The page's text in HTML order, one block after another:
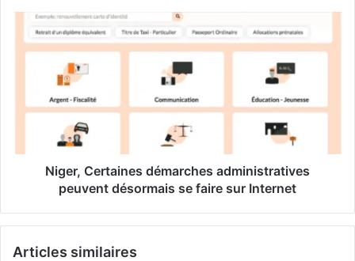
Niger, Certaines démarches administratives
peuvent désormais se faire sur Internet
Articles similaires